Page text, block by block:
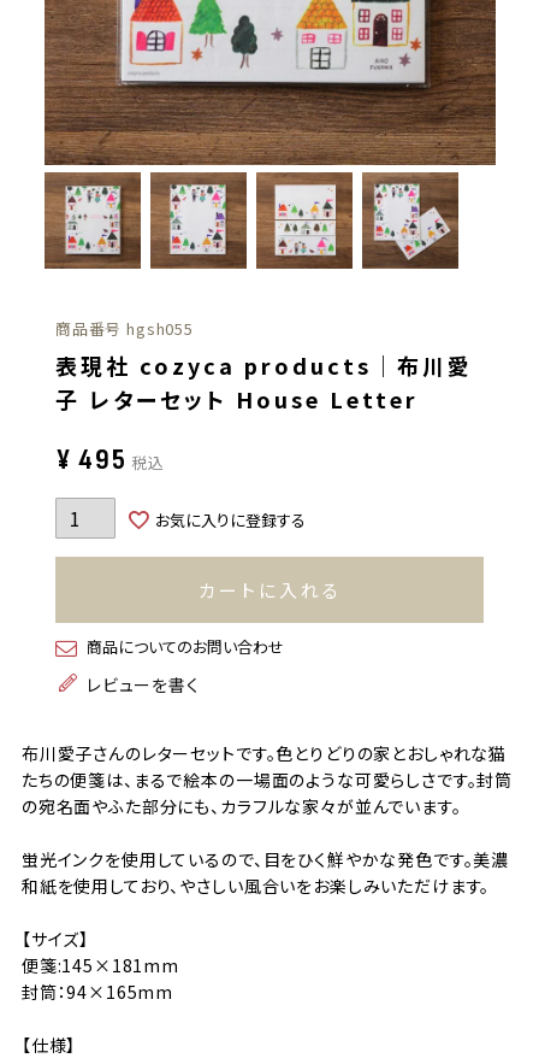
商品番号 hgsh055
表現社 cozyca products｜布川愛
子 レターセット House Letter
¥ 495 税込
お気に入りに登録する
カートに入れる
商品についてのお問い合わせ
レビューを書く
布川愛子さんのレターセットです。色とりどりの家とおしゃれな猫
たちの便箋は、まるで絵本の一場面のような可愛らしさです。封筒
の宛名面やふた部分にも、カラフルな家々が並んでいます。
蛍光インクを使用しているので、目をひく鮮やかな発色です。美濃
和紙を使用しており、やさしい風合いをお楽しみいただけます。
【サイズ】
便箋:145×181mm
封筒：94×165mm
【仕様】